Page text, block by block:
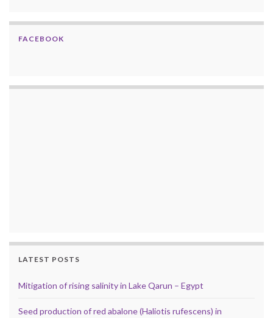
FACEBOOK
LATEST POSTS
Mitigation of rising salinity in Lake Qarun – Egypt
Seed production of red abalone (Haliotis rufescens) in